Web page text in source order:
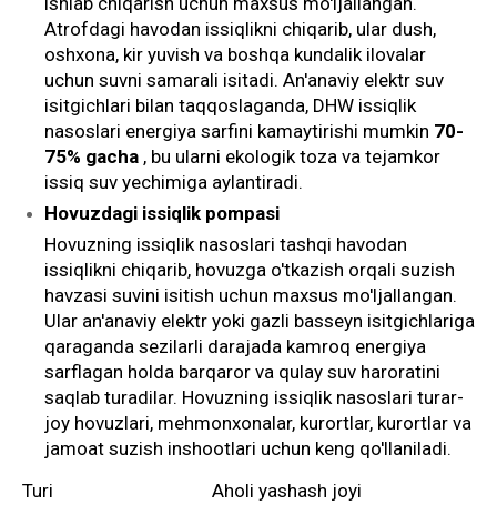
Atrofdagi havodan issiqlikni chiqarib, ular dush,
oshxona, kir yuvish va boshqa kundalik ilovalar
uchun suvni samarali isitadi. An'anaviy elektr suv
isitgichlari bilan taqqoslaganda, DHW issiqlik
nasoslari energiya sarfini kamaytirishi mumkin 70-
75% gacha , bu ularni ekologik toza va tejamkor
issiq suv yechimiga aylantiradi.
Hovuzdagi issiqlik pompasi
Hovuzning issiqlik nasoslari tashqi havodan
issiqlikni chiqarib, hovuzga o'tkazish orqali suzish
havzasi suvini isitish uchun maxsus mo'ljallangan.
Ular an'anaviy elektr yoki gazli basseyn isitgichlariga
qaraganda sezilarli darajada kamroq energiya
sarflagan holda barqaror va qulay suv haroratini
saqlab turadilar. Hovuzning issiqlik nasoslari turar-
joy hovuzlari, mehmonxonalar, kurortlar, kurortlar va
jamoat suzish inshootlari uchun keng qo'llaniladi.
Turi
Aholi yashash joyi